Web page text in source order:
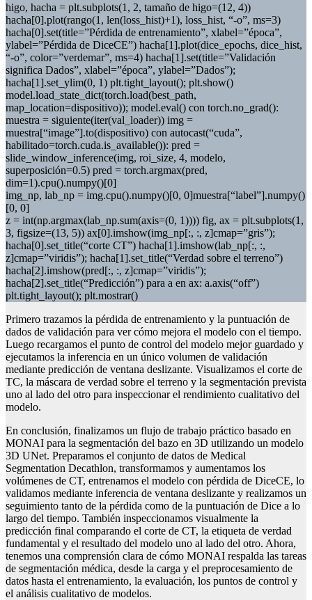
higo, hacha = plt.subplots(1, 2, tamaño de higo=(12, 4))
hacha[0].plot(rango(1, len(loss_hist)+1), loss_hist, “-o”, ms=3)
hacha[0].set(title=”Pérdida de entrenamiento”, xlabel=”época”,
ylabel=”Pérdida de DiceCE”) hacha[1].plot(dice_epochs, dice_hist,
“-o”, color=”verdemar”, ms=4) hacha[1].set(title=”Validación
significa Dados”, xlabel=”época”, ylabel=”Dados”);
hacha[1].set_ylim(0, 1) plt.tight_layout(); plt.show()
model.load_state_dict(torch.load(best_path,
map_location=dispositivo)); model.eval() con torch.no_grad():
muestra = siguiente(iter(val_loader)) img =
muestra[“image”].to(dispositivo) con autocast(“cuda”,
habilitado=torch.cuda.is_available()): pred =
slide_window_inference(img, roi_size, 4, modelo,
superposición=0.5) pred = torch.argmax(pred,
dim=1).cpu().numpy()[0]
img_np, lab_np = img.cpu().numpy()[0, 0]muestra[“label”].numpy()
[0, 0]
z = int(np.argmax(lab_np.sum(axis=(0, 1)))) fig, ax = plt.subplots(1,
3, figsize=(13, 5)) ax[0].imshow(img_np[:, :, z]cmap=”gris”);
hacha[0].set_title(“corte CT”) hacha[1].imshow(lab_np[:, :,
z]cmap=”viridis”); hacha[1].set_title(“Verdad sobre el terreno”)
hacha[2].imshow(pred[:, :, z]cmap=”viridis”);
hacha[2].set_title(“Predicción”) para a en ax: a.axis(“off”)
plt.tight_layout(); plt.mostrar()
Primero trazamos la pérdida de entrenamiento y la puntuación de
dados de validación para ver cómo mejora el modelo con el tiempo.
Luego recargamos el punto de control del modelo mejor guardado y
ejecutamos la inferencia en un único volumen de validación
mediante predicción de ventana deslizante. Visualizamos el corte de
TC, la máscara de verdad sobre el terreno y la segmentación prevista
uno al lado del otro para inspeccionar el rendimiento cualitativo del
modelo.
En conclusión, finalizamos un flujo de trabajo práctico basado en
MONAI para la segmentación del bazo en 3D utilizando un modelo
3D UNet. Preparamos el conjunto de datos de Medical
Segmentation Decathlon, transformamos y aumentamos los
volúmenes de CT, entrenamos el modelo con pérdida de DiceCE, lo
validamos mediante inferencia de ventana deslizante y realizamos un
seguimiento tanto de la pérdida como de la puntuación de Dice a lo
largo del tiempo. También inspeccionamos visualmente la
predicción final comparando el corte de CT, la etiqueta de verdad
fundamental y el resultado del modelo uno al lado del otro. Ahora,
tenemos una comprensión clara de cómo MONAI respalda las tareas
de segmentación médica, desde la carga y el preprocesamiento de
datos hasta el entrenamiento, la evaluación, los puntos de control y
el análisis cualitativo de modelos.